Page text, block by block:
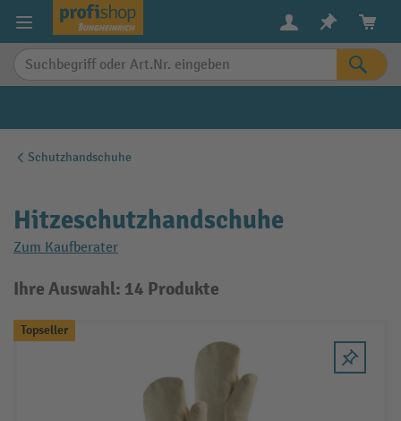
springen
Schutzhandschuhe
Hitzeschutzhandschuhe
Zum Kaufberater
Ihre Auswahl: 14 Produkte
Topseller